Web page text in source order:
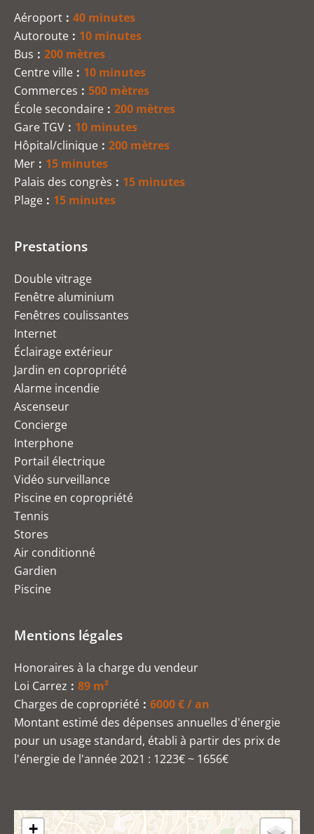
Aéroport
40 minutes
Autoroute
10 minutes
Bus
200 mètres
Centre ville
10 minutes
Commerces
500 mètres
École secondaire
200 mètres
Gare TGV
10 minutes
Hôpital/clinique
200 mètres
Mer
15 minutes
Palais des congrès
15 minutes
Plage
15 minutes
Prestations
Double vitrage
Fenêtre aluminium
Fenêtres coulissantes
Internet
Éclairage extérieur
Jardin en copropriété
Alarme incendie
Ascenseur
Concierge
Interphone
Portail électrique
Vidéo surveillance
Piscine en copropriété
Tennis
Stores
Air conditionné
Gardien
Piscine
Mentions légales
Honoraires à la charge du vendeur
Loi Carrez
89 m²
Charges de copropriété
6000 € / an
Montant estimé des dépenses annuelles d'énergie
pour un usage standard, établi à partir des prix de
l'énergie de l'année 2021 : 1223€ ~ 1656€
+